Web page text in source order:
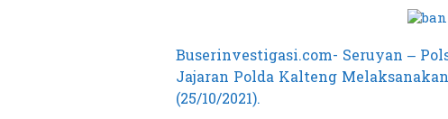
Buserinvestigasi.com- Seruyan –
Jajaran Polda Kalteng
(25/10/2021).